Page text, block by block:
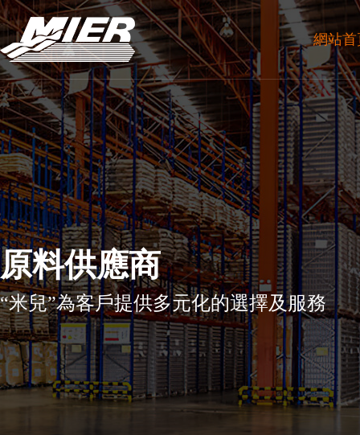
網站首
原料供應商
“米兒”為客戶提供多元化的選擇及服務